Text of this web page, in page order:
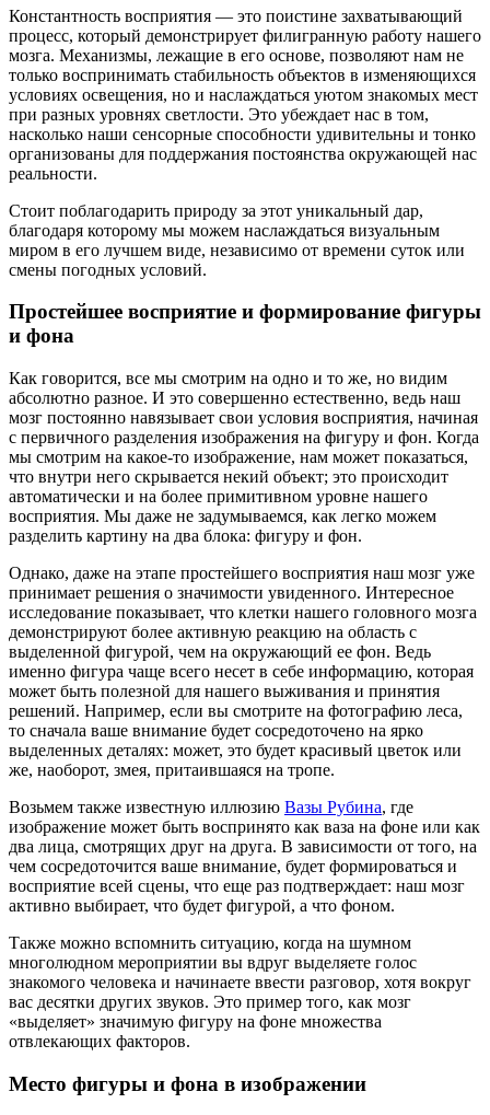
Константность восприятия — это поистине захватывающий
процесс, который демонстрирует филигранную работу нашего
мозга. Механизмы, лежащие в его основе, позволяют нам не
только воспринимать стабильность объектов в изменяющихся
условиях освещения, но и наслаждаться уютом знакомых мест
при разных уровнях светлости. Это убеждает нас в том,
насколько наши сенсорные способности удивительны и тонко
организованы для поддержания постоянства окружающей нас
реальности.
Стоит поблагодарить природу за этот уникальный дар,
благодаря которому мы можем наслаждаться визуальным
миром в его лучшем виде, независимо от времени суток или
смены погодных условий.
Простейшее восприятие и формирование фигуры
и фона
Как говорится, все мы смотрим на одно и то же, но видим
абсолютно разное. И это совершенно естественно, ведь наш
мозг постоянно навязывает свои условия восприятия, начиная
с первичного разделения изображения на фигуру и фон. Когда
мы смотрим на какое-то изображение, нам может показаться,
что внутри него скрывается некий объект; это происходит
автоматически и на более примитивном уровне нашего
восприятия. Мы даже не задумываемся, как легко можем
разделить картину на два блока: фигуру и фон.
Однако, даже на этапе простейшего восприятия наш мозг уже
принимает решения о значимости увиденного. Интересное
исследование показывает, что клетки нашего головного мозга
демонстрируют более активную реакцию на область с
выделенной фигурой, чем на окружающий ее фон. Ведь
именно фигура чаще всего несет в себе информацию, которая
может быть полезной для нашего выживания и принятия
решений. Например, если вы смотрите на фотографию леса,
то сначала ваше внимание будет сосредоточено на ярко
выделенных деталях: может, это будет красивый цветок или
же, наоборот, змея, притаившаяся на тропе.
Возьмем также известную иллюзию Вазы Рубина, где
изображение может быть воспринято как ваза на фоне или как
два лица, смотрящих друг на друга. В зависимости от того, на
чем сосредоточится ваше внимание, будет формироваться и
восприятие всей сцены, что еще раз подтверждает: наш мозг
активно выбирает, что будет фигурой, а что фоном.
Также можно вспомнить ситуацию, когда на шумном
многолюдном мероприятии вы вдруг выделяете голос
знакомого человека и начинаете ввести разговор, хотя вокруг
вас десятки других звуков. Это пример того, как мозг
«выделяет» значимую фигуру на фоне множества
отвлекающих факторов.
Место фигуры и фона в изображении